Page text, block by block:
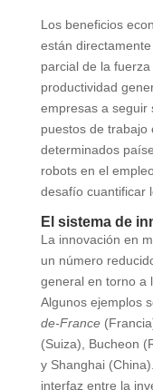
Los beneficios
están
parcial de la
productividad
empresas a seguir
puestos de trabajo
determinados
robots en el
desafío cuantificar
El sistema de
La innovación en
un número
general en torno a
Algunos ejemplos
de-France
(Suiza), Bucheon
y Shanghai
interfaz entre la